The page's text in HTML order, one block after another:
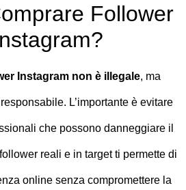
Follower
Instagram non è illegale, ma
L’importante è evitare
che possono danneggiare il
reali e in target ti permette di
online senza compromettere la